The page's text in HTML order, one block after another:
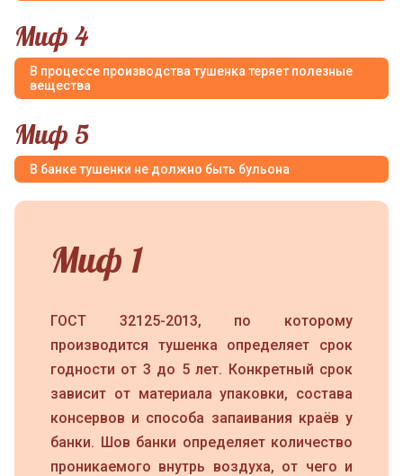
Миф 4
В процессе производства тушенка теряет полезные
вещества
Миф 5
В банке тушенки не должно быть бульона
Миф 1
ГОСТ 32125-2013, по которому
производится тушенка определяет срок
годности от 3 до 5 лет. Конкретный срок
зависит от материала упаковки, состава
консервов и способа запаивания краёв у
банки. Шов банки определяет количество
проникаемого внутрь воздуха, от чего и